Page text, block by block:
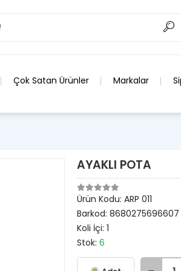
Çok Satan Ürünler Markalar
AYAKLI POTA
Ürün Kodu: ARP 011
Barkod: 8680275696607
Koli İçi: 1
Stok: 6